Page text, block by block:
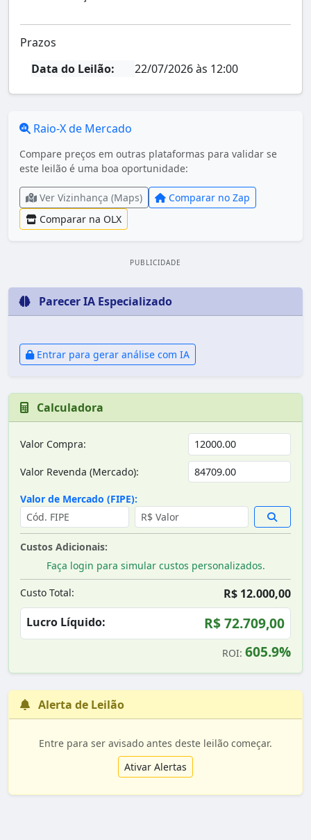
Prazos
Data do Leilão:
22/07/2026 às 12:00
Raio-X de Mercado
Compare preços em outras plataformas para validar se
este leilão é uma boa oportunidade:
Ver Vizinhança (Maps)
Comparar no Zap
Comparar na OLX
PUBLICIDADE
Parecer IA Especializado
Entrar para gerar análise com IA
Calculadora
Valor Compra:
Valor Revenda (Mercado):
Valor de Mercado (FIPE):
Custos Adicionais:
Faça login para simular custos personalizados.
Custo Total:
R$ 12.000,00
Lucro Líquido:
R$ 72.709,00
ROI: 605.9%
Alerta de Leilão
Entre para ser avisado antes deste leilão começar.
Ativar Alertas